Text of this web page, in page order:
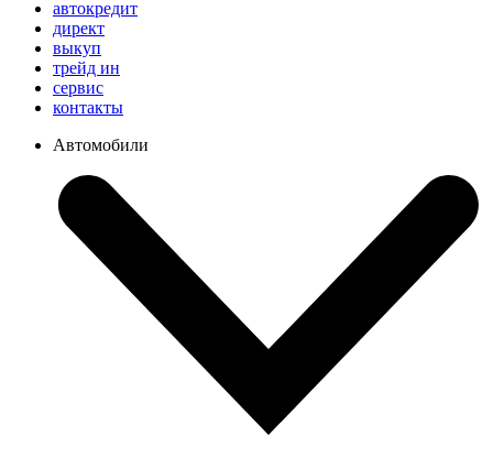
автокредит
директ
выкуп
трейд ин
сервис
контакты
Автомобили